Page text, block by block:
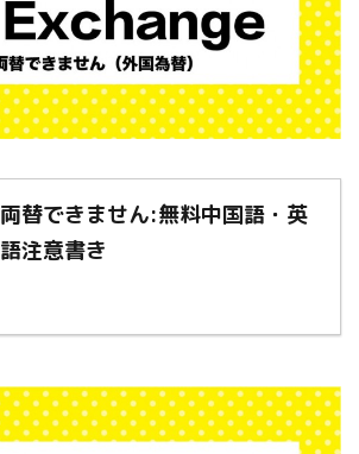
両替できません:無料中国語・英
語注意書き